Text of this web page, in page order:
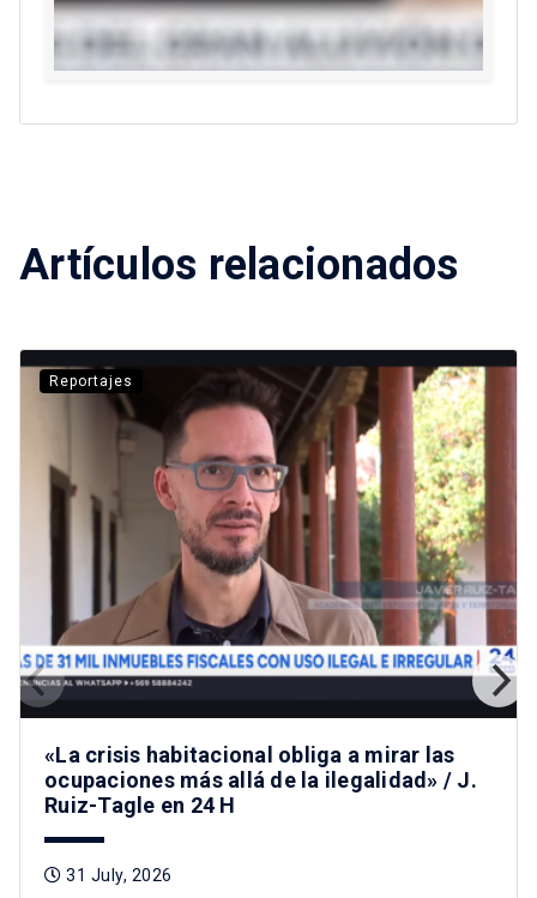
Artículos relacionados
Reportajes
«La crisis habitacional obliga a mirar las
ocupaciones más allá de la ilegalidad» / J.
Ruiz-Tagle en 24 H
31 July, 2026